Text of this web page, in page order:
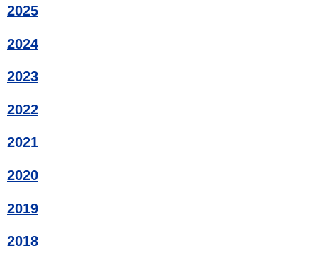
2025
2024
2023
2022
2021
2020
2019
2018